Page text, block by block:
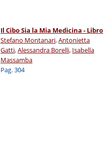
Il Cibo Sia la Mia Medicina - Libro
Stefano Montanari,Antonietta
Gatti,Alessandra Borelli, Isabella
Massamba
Pag. 304